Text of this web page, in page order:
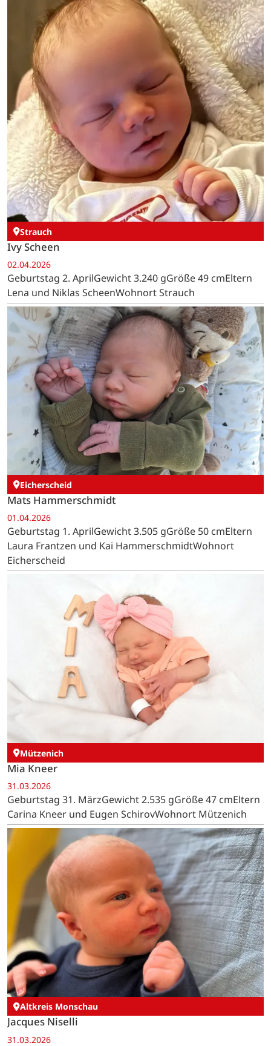
Strauch
Ivy Scheen
02.04.2026
Geburtstag 2. AprilGewicht 3.240 gGröße 49 cmEltern
Lena und Niklas ScheenWohnort Strauch
Eicherscheid
Mats Hammerschmidt
01.04.2026
Geburtstag 1. AprilGewicht 3.505 gGröße 50 cmEltern
Laura Frantzen und Kai HammerschmidtWohnort
Eicherscheid
Mützenich
Mia Kneer
31.03.2026
Geburtstag 31. MärzGewicht 2.535 gGröße 47 cmEltern
Carina Kneer und Eugen SchirovWohnort Mützenich
Altkreis Monschau
Jacques Niselli
31.03.2026